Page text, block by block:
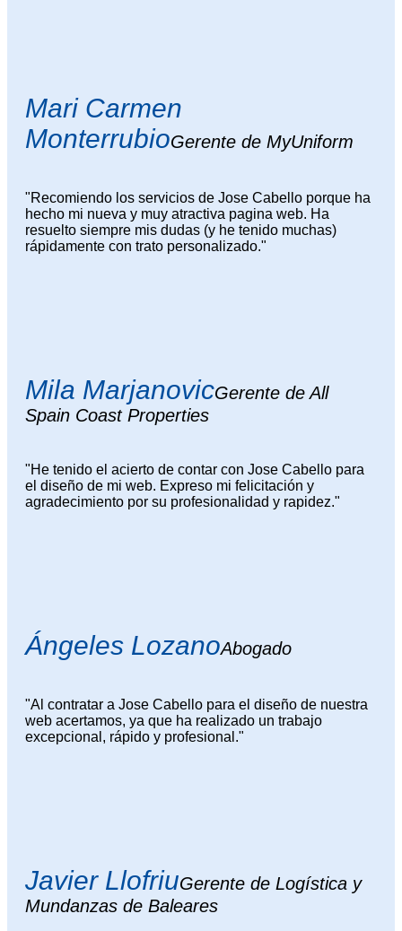
Mari Carmen
MonterrubioGerente de MyUniform
"Recomiendo los servicios de Jose Cabello porque ha
hecho mi nueva y muy atractiva pagina web. Ha
resuelto siempre mis dudas (y he tenido muchas)
rápidamente con trato personalizado."
Mila MarjanovicGerente de All
Spain Coast Properties
"He tenido el acierto de contar con Jose Cabello para
el diseño de mi web. Expreso mi felicitación y
agradecimiento por su profesionalidad y rapidez."
Ángeles LozanoAbogado
"Al contratar a Jose Cabello para el diseño de nuestra
web acertamos, ya que ha realizado un trabajo
excepcional, rápido y profesional."
Javier LlofriuGerente de Logística y
Mundanzas de Baleares